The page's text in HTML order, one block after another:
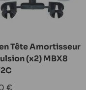
Tête Amortisseur
(x2) MBX8
€